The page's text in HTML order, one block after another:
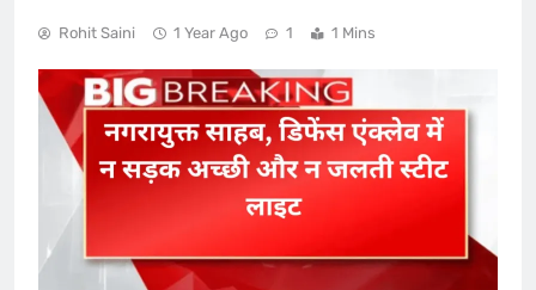
Rohit Saini 1 Year Ago 1 1 Mins